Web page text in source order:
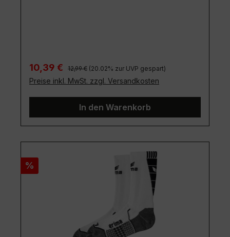
Verkaufspreis:
10,39 € Regulärer Preis:
12,99 € (20.02% zur UVP gespart)
Preise inkl. MwSt. zzgl. Versandkosten
In den Warenkorb
Rabatt
%